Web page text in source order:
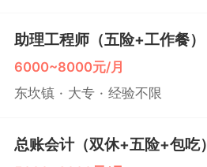
助理工程师（五险+工作餐）
6000~8000元/月
东坎镇 大专 经验不限
总账会计（双休+五险+包吃）